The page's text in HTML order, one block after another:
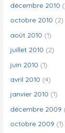
décembre 2010
octobre 2010 (2)
août 2010 (1)
juillet 2010 (2)
juin 2010 (1)
avril 2010 (4)
janvier 2010 (1)
décembre 2009
octobre 2009 (1)